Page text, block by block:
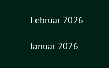
Februar 2026
Januar 2026